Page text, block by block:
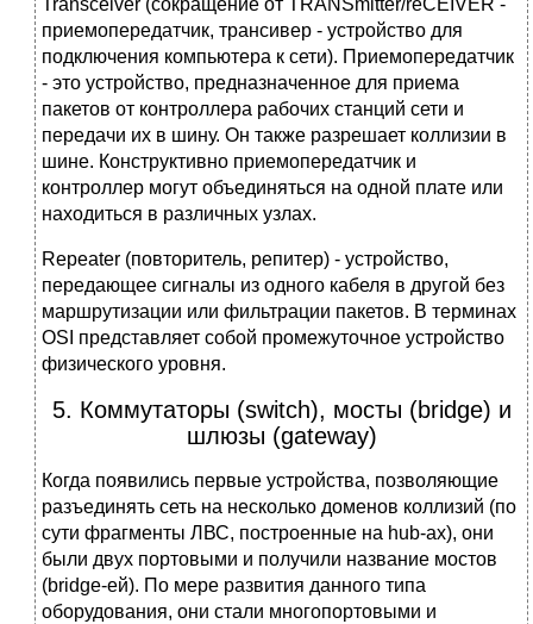
Transceiver (сокращение от TRANSmitter/reCEIVER -
приемопередатчик, трансивер - устройство для
подключения компьютера к сети). Приемопередатчик
- это устройство, предназначенное для приема
пакетов от контроллера рабочих станций сети и
передачи их в шину. Он также разрешает коллизии в
шине. Конструктивно приемопередатчик и
контроллер могут объединяться на одной плате или
находиться в различных узлах.
Repeater (повторитель, репитер) - устройство,
передающее сигналы из одного кабеля в другой без
маршрутизации или фильтрации пакетов. В терминах
OSI представляет собой промежуточное устройство
физического уровня.
5. Коммутаторы (switch), мосты (bridge) и
шлюзы (gateway)
Когда появились первые устройства, позволяющие
разъединять сеть на несколько доменов коллизий (по
сути фрагменты ЛВС, построенные на hub-ax), они
были двух портовыми и получили название мостов
(bridge-ей). По мере развития данного типа
оборудования, они стали многопортовыми и